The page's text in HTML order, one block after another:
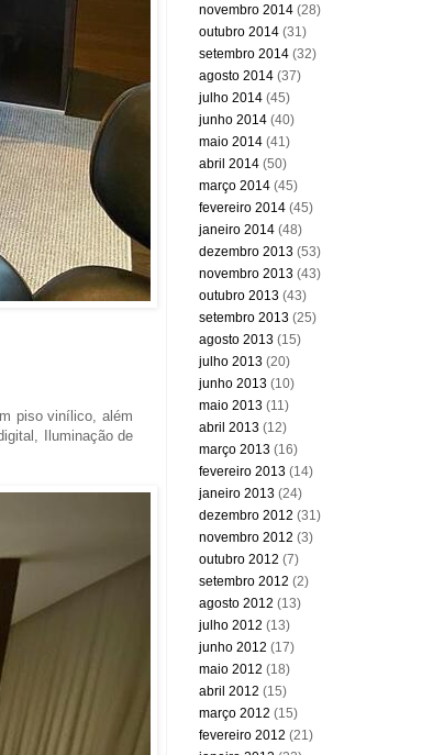
piso vinílico, além
Iluminação de
novembro 2014 (28)
outubro 2014 (31)
setembro 2014 (32)
agosto 2014 (37)
julho 2014 (45)
junho 2014 (40)
maio 2014 (41)
abril 2014 (50)
março 2014 (45)
fevereiro 2014 (45)
janeiro 2014 (48)
dezembro 2013 (53)
novembro 2013 (43)
outubro 2013 (43)
setembro 2013 (25)
agosto 2013 (15)
julho 2013 (20)
junho 2013 (10)
maio 2013 (11)
abril 2013 (12)
março 2013 (16)
fevereiro 2013 (14)
janeiro 2013 (24)
dezembro 2012 (31)
novembro 2012 (3)
outubro 2012 (7)
setembro 2012 (2)
agosto 2012 (13)
julho 2012 (13)
junho 2012 (17)
maio 2012 (18)
abril 2012 (15)
março 2012 (15)
fevereiro 2012 (21)